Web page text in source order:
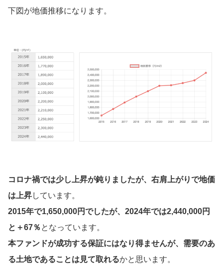
下図が地価推移になります。
コロナ禍では少し上昇が鈍りましたが、右肩上がりで地価
は上昇しています。
2015年で1,650,000円でしたが、2024年では2,440,000円
と＋67％ となっています。
本ファンドが成功する保証にはなり得ませんが、需要のあ
る土地であることは見て取れるかと思います。